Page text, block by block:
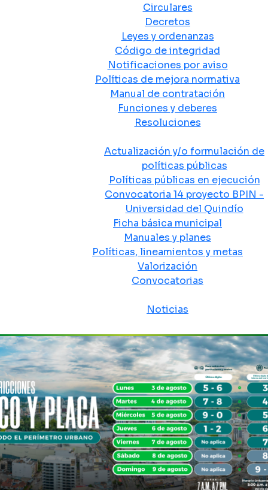
Circulares
Decretos
Leyes y ordenanzas
Código de integridad
Notificaciones por aviso
Políticas de mejora normativa
Manual de contratación
Funciones y deberes
Resoluciones
Actualización y/o formulación de
políticas públicas
Políticas públicas en ejecución
Convocatoria 14 proyecto BPIN -
Universidad del Quindío
Ficha básica municipal
Manuales y planes
Políticas, lineamientos y metas
Valorización
Convocatorias
Noticias